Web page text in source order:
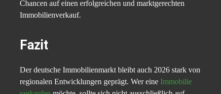
Chancen auf einen erfolgreichen und marktgerechten
Immobilienverkauf.
Fazit
Der deutsche Immobilienmarkt bleibt auch 2026 stark von
regionalen Entwicklungen geprägt. Wer eine Immobilie